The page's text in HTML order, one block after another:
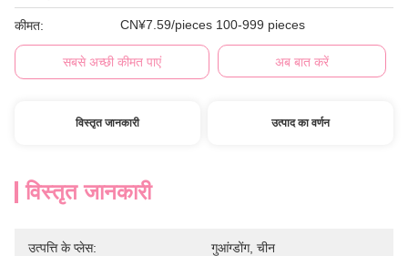
कीमत: CN¥7.59/pieces 100-999 pieces
सबसे अच्छी कीमत पाएं अब बात करें
विस्तृत जानकारी उत्पाद का वर्णन
विस्तृत जानकारी
उत्पत्ति के प्लेस: गुआंग्डोंग, चीन